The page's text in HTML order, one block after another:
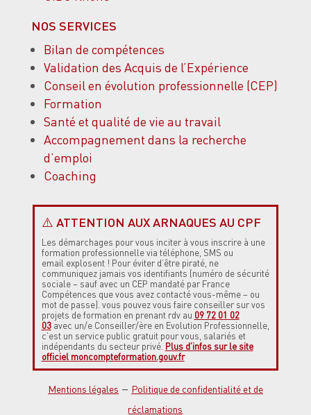
NOS SERVICES
Bilan de compétences
Validation des Acquis de l’Expérience
Conseil en évolution professionnelle (CEP)
Formation
Santé et qualité de vie au travail
Accompagnement dans la recherche
d’emploi
Coaching
⚠️ ATTENTION AUX ARNAQUES AU CPF
Les démarchages pour vous inciter à vous inscrire à une
formation professionnelle via téléphone, SMS ou
email explosent ! Pour éviter d’être piraté, ne
communiquez jamais vos identifiants (numéro de sécurité
sociale – sauf avec un CEP mandaté par France
Compétences que vous avez contacté vous-même – ou
mot de passe). vous pouvez vous faire conseiller sur vos
projets de formation en prenant rdv au 09 72 01 02
03avec un/e Conseiller/ère en Evolution Professionnelle,
c’est un service public gratuit pour vous, salariés et
indépendants du secteur privé. Plus d’infos sur le site
officiel moncompteformation.gouv.fr
Mentions légales – Politique de confidentialité et de
réclamations